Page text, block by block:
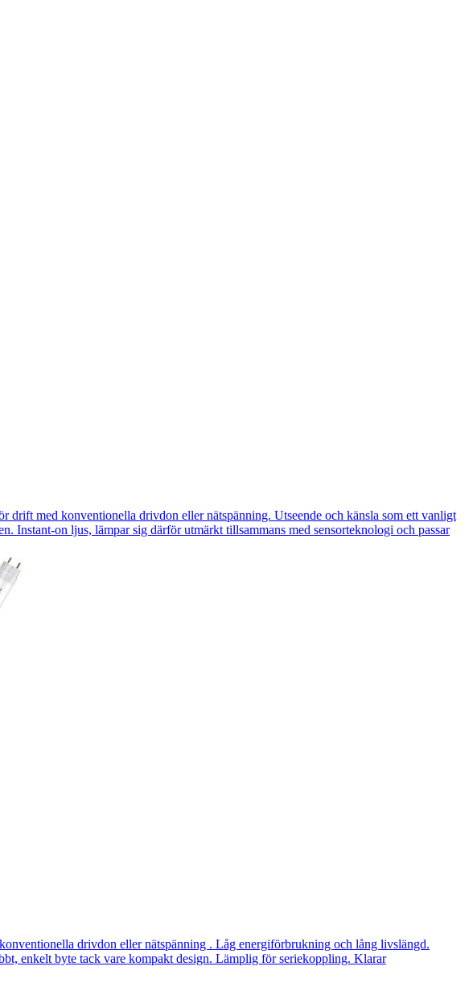
med konventionella drivdon eller nätspänning. Utseende och känsla som ett vanligt
Instant-on ljus, lämpar sig därför utmärkt tillsammans med sensorteknologi och passar
drivdon eller nätspänning . Låg energiförbrukning och lång livslängd.
enkelt byte tack vare kompakt design. Lämplig för seriekoppling. Klarar